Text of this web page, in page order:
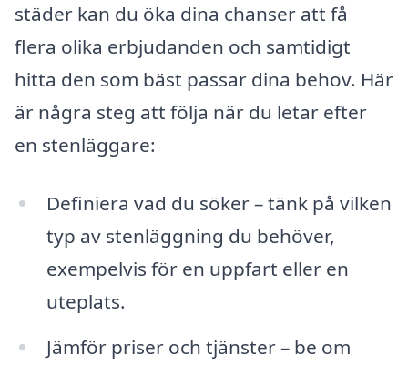
städer kan du öka dina chanser att få
flera olika erbjudanden och samtidigt
hitta den som bäst passar dina behov. Här
är några steg att följa när du letar efter
en stenläggare:
Definiera vad du söker – tänk på vilken
typ av stenläggning du behöver,
exempelvis för en uppfart eller en
uteplats.
Jämför priser och tjänster – be om